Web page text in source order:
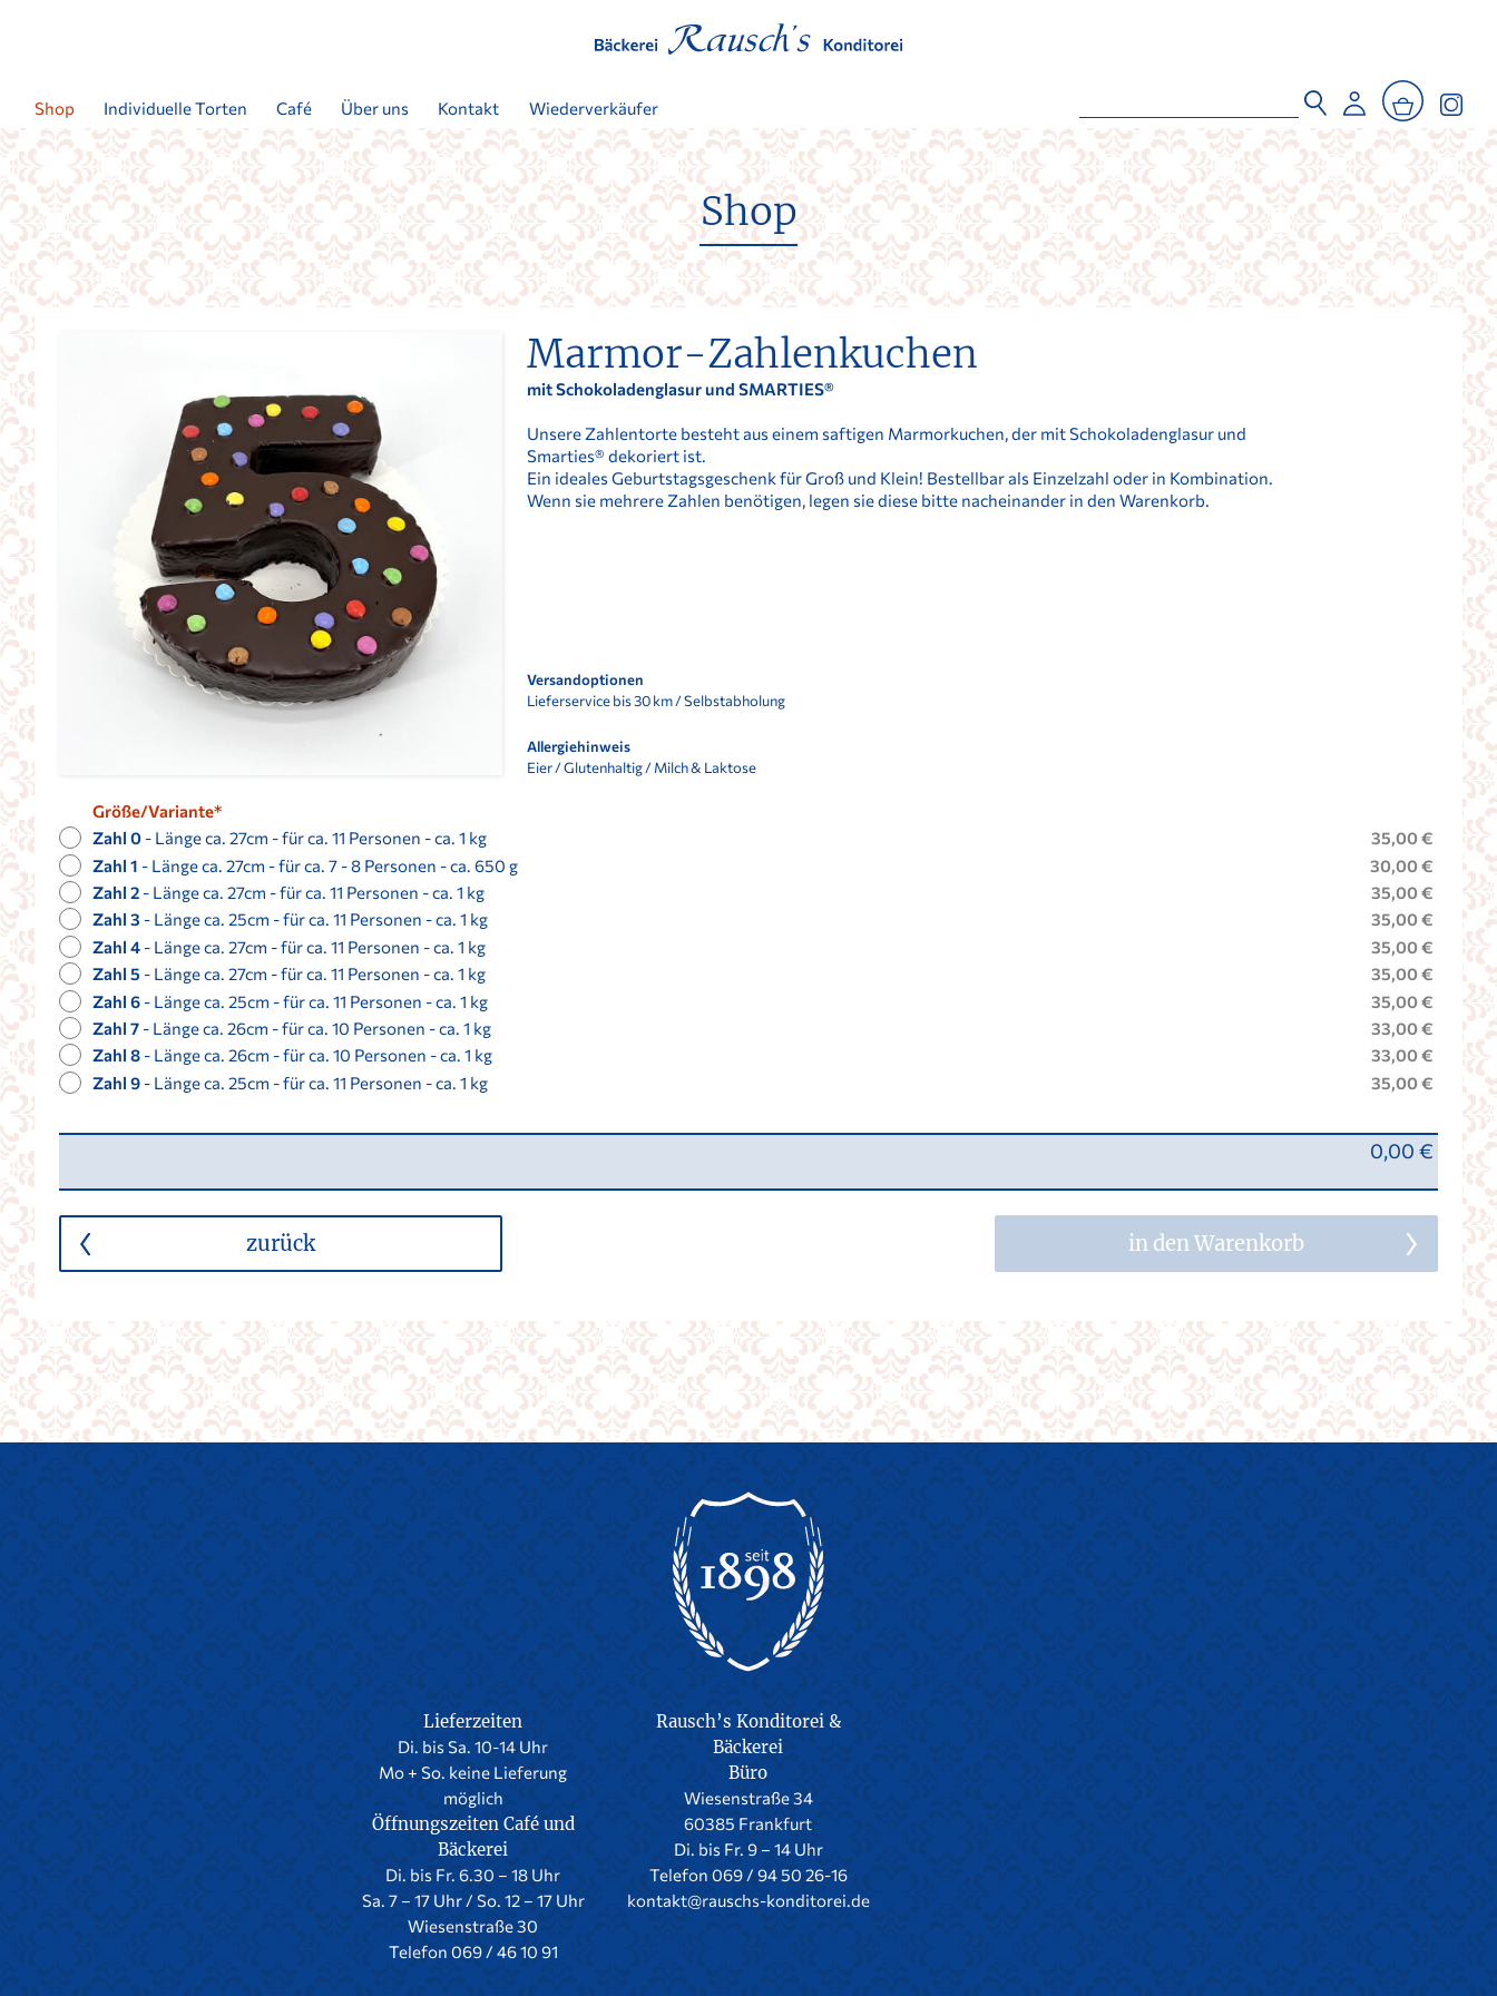
Shop Individuelle Torten Café Über uns Kontakt Wiederverkäufer
Shop
Marmor-Zahlenkuchen
mit Schokoladenglasur und SMARTIES®
Unsere Zahlentorte besteht aus einem saftigen Marmorkuchen, der mit Schokoladenglasur und
Smarties® dekoriert ist.
Ein ideales Geburtstagsgeschenk für Groß und Klein! Bestellbar als Einzelzahl oder in Kombination.
Wenn sie mehrere Zahlen benötigen, legen sie diese bitte nacheinander in den Warenkorb.
Versandoptionen
Lieferservice bis 30 km / Selbstabholung
Allergiehinweis
Eier / Glutenhaltig / Milch & Laktose
Größe/Variante*
Zahl 0- Länge ca. 27cm - für ca. 11 Personen - ca. 1 kg
35,00 €
Zahl 1 - Länge ca. 27cm - für ca. 7 - 8 Personen - ca. 650 g
30,00 €
Zahl 2- Länge ca. 27cm - für ca. 11 Personen - ca. 1 kg
35,00 €
Zahl 3 - Länge ca. 25cm - für ca. 11 Personen - ca. 1 kg
35,00 €
Zahl 4- Länge ca. 27cm - für ca. 11 Personen - ca. 1 kg
35,00 €
Zahl 5 - Länge ca. 27cm - für ca. 11 Personen - ca. 1 kg
35,00 €
Zahl 6- Länge ca. 25cm - für ca. 11 Personen - ca. 1 kg
35,00 €
Zahl 7- Länge ca. 26cm - für ca. 10 Personen - ca. 1 kg
33,00 €
Zahl 8- Länge ca. 26cm - für ca. 10 Personen - ca. 1 kg
33,00 €
Zahl 9- Länge ca. 25cm - für ca. 11 Personen - ca. 1 kg 35,00 €
0,00 €
zurück in den Warenkorb
Lieferzeiten
Di. bis Sa. 10-14 Uhr
Mo + So. keine Lieferung
möglich
Öffnungszeiten Café und
Bäckerei
Di. bis Fr. 6.30 – 18 Uhr
Sa. 7 – 17 Uhr / So. 12 – 17 Uhr
Wiesenstraße 30
Telefon 069 / 46 10 91
Rausch’s Konditorei &
Bäckerei
Büro
Wiesenstraße 34
60385 Frankfurt
Di. bis Fr. 9 – 14 Uhr
Telefon 069 / 94 50 26-16
kontakt@rauschs-konditorei.de